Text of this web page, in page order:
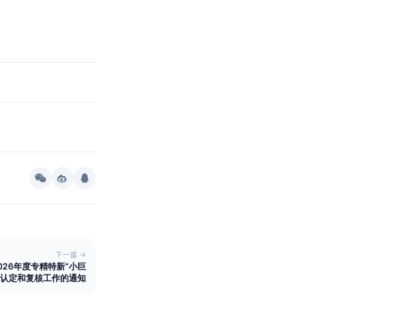
下一篇 →
年度专精特新“小巨
定和复核工作的通知